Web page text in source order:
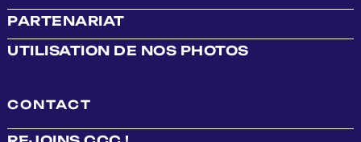
PARTENARIAT
UTILISATION DE NOS PHOTOS
CONTACT